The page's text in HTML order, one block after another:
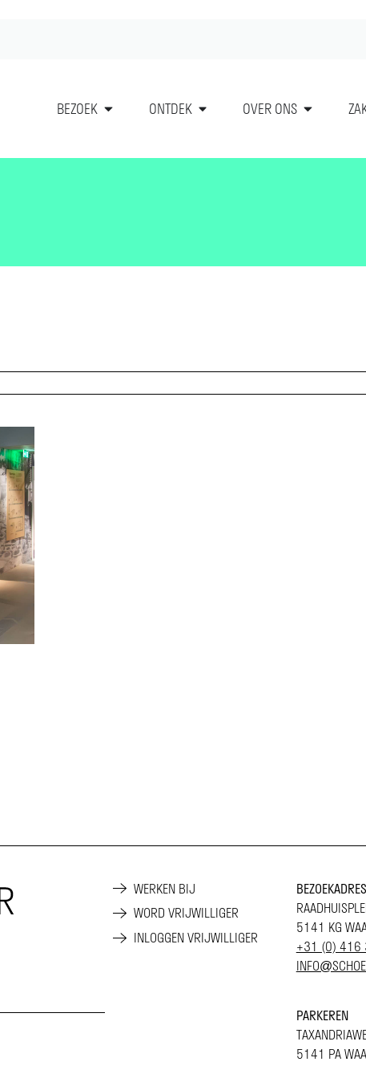
BEZOEK ONTDEK OVER ONS
WERKEN BIJ
WORD VRIJWILLIGER
INLOGGEN VRIJWILLIGER
BEZOEKADRES
5141 KG
+31 (0) 416
PARKEREN
5141 PA